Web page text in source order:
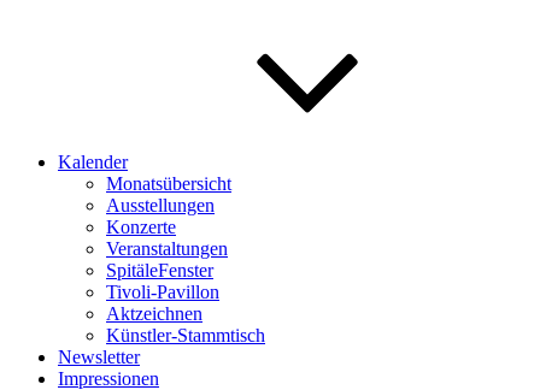
Kalender
Monatsübersicht
Ausstellungen
Konzerte
Veranstaltungen
SpitäleFenster
Tivoli-Pavillon
Aktzeichnen
Künstler-Stammtisch
Newsletter
Impressionen